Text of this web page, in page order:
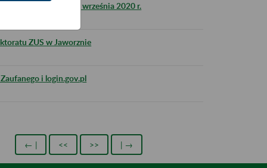
w nocy z 11 na 12 września 2020 r.
ZUS w Jaworznie
i login.gov.pl
← | << >> | →